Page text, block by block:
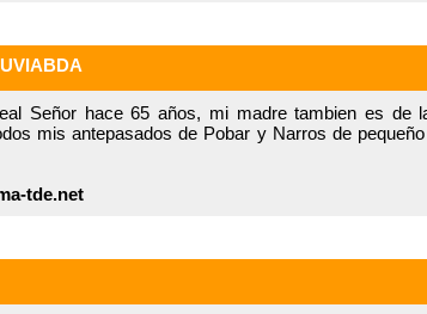
Señor hace 65 años, mi madre tambien es de
mis antepasados de Pobar y Narros de
tde.net